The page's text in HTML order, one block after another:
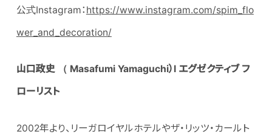
公式Instagram： https://www.instagram.com/spim_flo
wer_and_decoration/
山口政史 （ MasafumiYamaguchi） Ι エグゼクティブ フ
ローリスト
2002年より、リーガロイヤルホテルやザ・リッツ・カールト